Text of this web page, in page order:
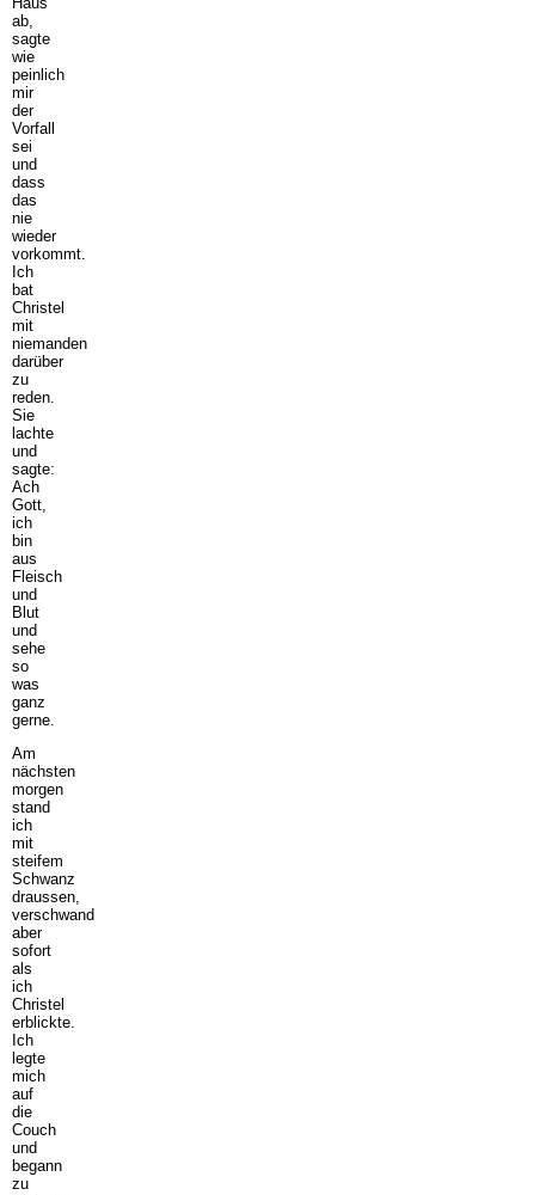
ab,
sagte
wie
peinlich
mir
der
Vorfall
sei
und
dass
das
nie
wieder
vorkommt.
Ich
bat
Christel
mit
niemanden
darüber
zu
reden.
Sie
lachte
und
sagte:
Ach
Gott,
ich
bin
aus
Fleisch
und
Blut
und
sehe
so
was
ganz
gerne.
Am
nächsten
morgen
stand
ich
mit
steifem
Schwanz
draussen,
verschwand
aber
sofort
als
ich
Christel
erblickte.
Ich
legte
mich
auf
die
Couch
und
begann
zu